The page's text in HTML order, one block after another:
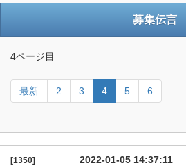
募集伝言
4ページ目
最新 2 3 4 5 6
[1350]
2022-01-05 14:37:11